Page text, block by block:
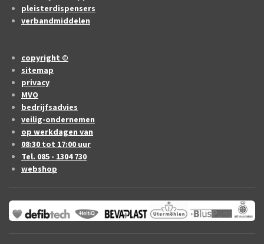
pleisterdispensers
verbandmiddelen
copyright ©
sitemap
privacy
MVO
bedrijfsadvies
veilig-ondernemen
op werkdagen van
08:30 tot 17:00 uur
Tel. 085 - 1304 730
webshop